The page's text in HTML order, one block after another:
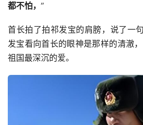
都不怕， ”
首长拍了拍祁发宝的肩膀，说了一
发宝看向首长的眼神是那样的清澈
祖国最深沉的爱。